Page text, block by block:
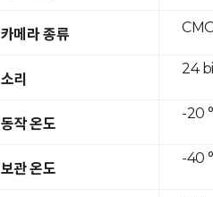
카메라 종류
소리
동작 온도
보관 온도
24
-20
-40